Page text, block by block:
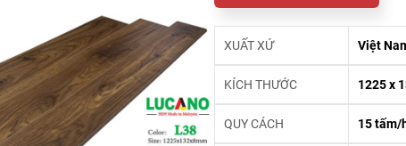
XUẤT XỨ Việt
KÍCH THƯỚC 1225 x
QUY CÁCH 15 tấm/